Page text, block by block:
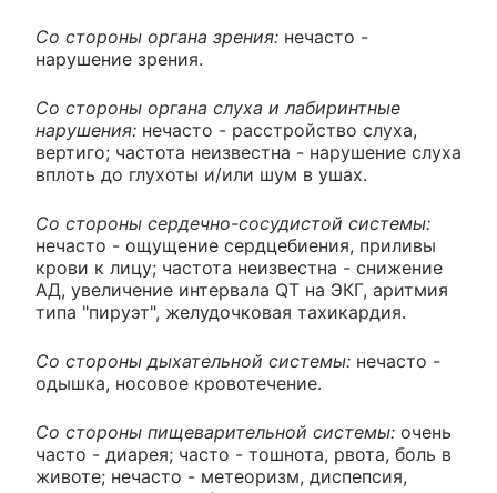
Со стороны органа зрения: нечасто -
нарушение зрения.
Со стороны органа слуха и лабиринтные
нарушения: нечасто - расстройство слуха,
вертиго; частота неизвестна - нарушение слуха
вплоть до глухоты и/или шум в ушах.
Со стороны сердечно-сосудистой системы:
нечасто - ощущение сердцебиения, приливы
крови к лицу; частота неизвестна - снижение
АД, увеличение интервала QT на ЭКГ, аритмия
типа "пируэт", желудочковая тахикардия.
Со стороны дыхательной системы: нечасто -
одышка, носовое кровотечение.
Со стороны пищеварительной системы: очень
часто - диарея; часто - тошнота, рвота, боль в
животе; нечасто - метеоризм, диспепсия,